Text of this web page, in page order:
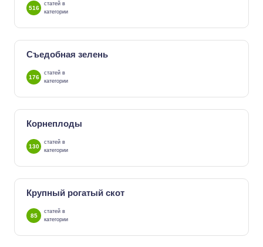
516
статей в
категории
Съедобная зелень
176
статей в
категории
Корнеплоды
130
статей в
категории
Крупный рогатый скот
85
статей в
категории